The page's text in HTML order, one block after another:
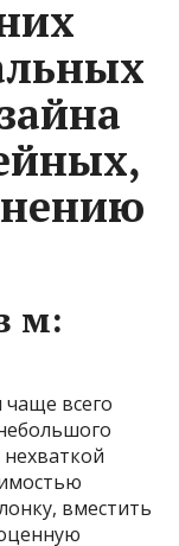
м:
всего
вместить